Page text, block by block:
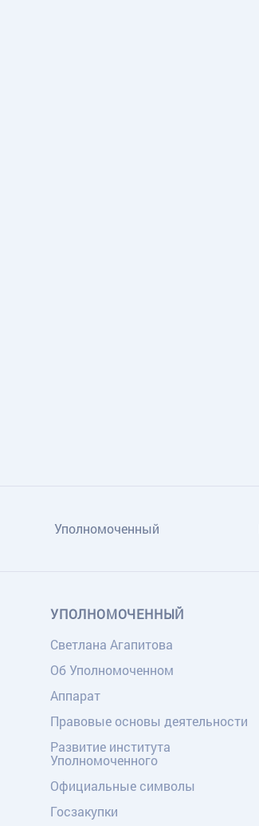
Уполномоченный
УПОЛНОМОЧЕННЫЙ
Светлана Агапитова
Об Уполномоченном
Аппарат
Правовые основы деятельности
Развитие института
Уполномоченного
Официальные символы
Госзакупки